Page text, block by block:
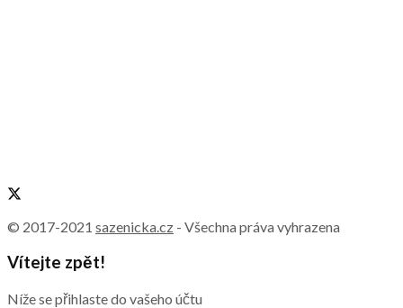
© 2017-2021 sazenicka.cz - Všechna práva vyhrazena
Vítejte zpět!
Níže se přihlaste do vašeho účtu